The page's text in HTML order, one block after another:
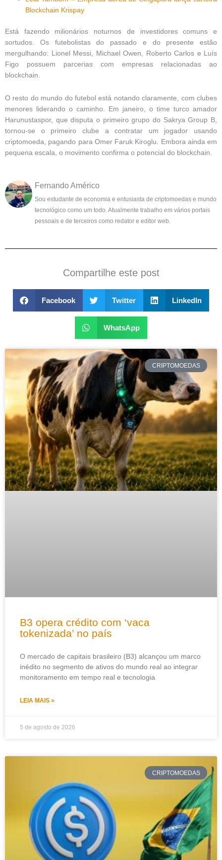
Blockchain Krispay
Está fazendo milionários noturnos de investidores comuns e
sortudos. Os futebolistas do passado e do presente estão
mergulhando: Lionel Messi, Michael Owen, Roberto Carlos e Luís
Figo possuem parcerias com empresas relacionadas ao
blockchain.
O resto do mundo do futebol está notando claramente, com clubes
menores liderando o caminho. Em janeiro, o time turco amador
Harunustaspor, que disputa o primeiro grupo do Sakrya Group B,
tornou-se o primeiro clube a contratar um jogador usando
criptomoeda, pagando para Omer Faruk Kiroglu. Embora ainda em
pequena escala, o movimento confirma o potencial do blockchain.
Fernando Américo
Sou estudante de economia e entusiasta de criptomoedas e mundo
tecnológico como um todo. Atualmente trabalho em vários portais
pessoais e de terceiros como redator e editor web.
Compartilhe este post
Facebook Twitter LinkedIn
WhatsApp
CRIPTOMOEDAS
B3 opera crédito com ‘vaca
tokenizada’ no país
O mercado de capitais brasileiro (B3) alcançou um marco
inédito no segmento de ativos do mundo real ao integrar
monitoramento em tempo real e tecnologia
LEIA MAIS »
5 de agosto de 2026
CRIPTOMOEDAS